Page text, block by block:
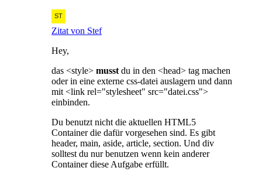
Zitat von Stef
Hey,
das <style> musst du in den <head> tag machen
oder in eine externe css-datei auslagern und dann
mit <link rel="stylesheet" src="datei.css">
einbinden.
Du benutzt nicht die aktuellen HTML5
Container die dafür vorgesehen sind. Es gibt
header, main, aside, article, section. Und div
solltest du nur benutzen wenn kein anderer
Container diese Aufgabe erfüllt.